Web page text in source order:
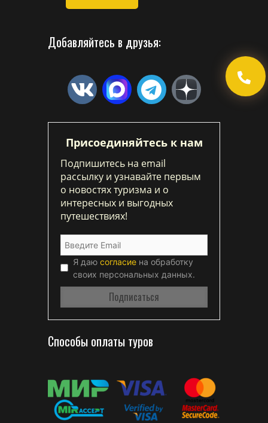
Добавляйтесь в друзья:
Присоединяйтесь к нам
Подпишитесь на email
рассылку и узнавайте первым
о новостях туризма и о
интересных и выгодных
путешествиях!
Я даю согласие на обработку
своих персональных данных.
Способы оплаты туров